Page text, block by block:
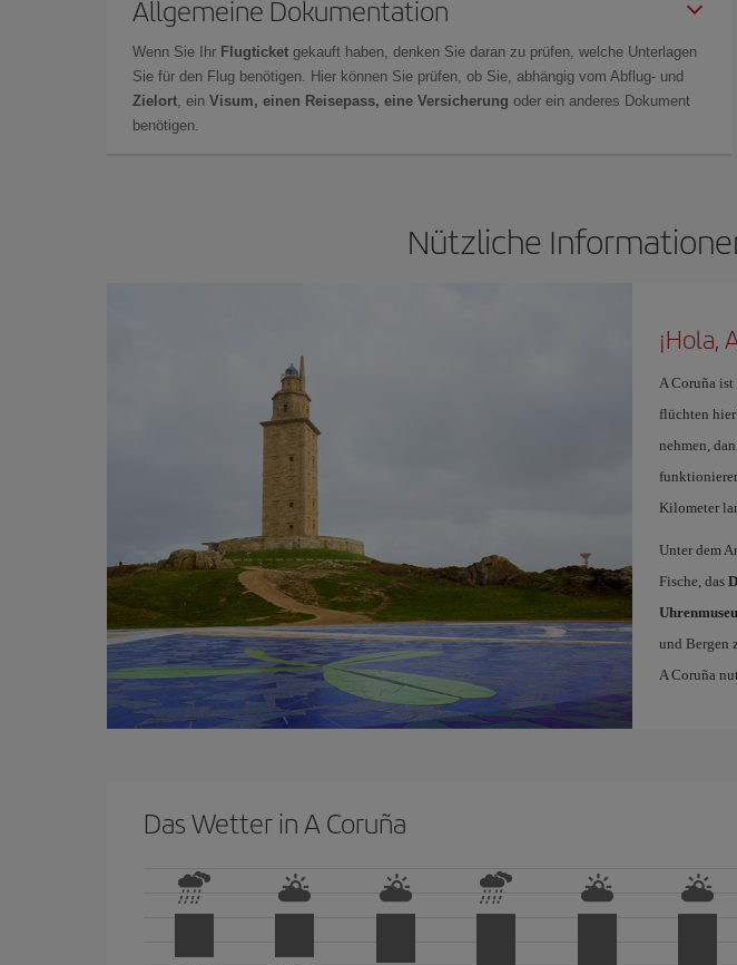
Allgemeine Dokumentation
Wenn Sie Ihr Flugticket gekauft haben, denken Sie daran zu prüfen, welche Unterlagen
Sie für den Flug benötigen. Hier können Sie prüfen, ob Sie, abhängig vom Abflug- und
Zielort , ein Visum, einen Reisepass, eine Versicherung oder ein anderes Dokument
benötigen.
Nützliche
¡Hola,
A Coruña
flüchten
nehmen,
Kilometer
Unter dem
Fische, das
und Bergen
A Coruña
Das Wetter in A Coruña